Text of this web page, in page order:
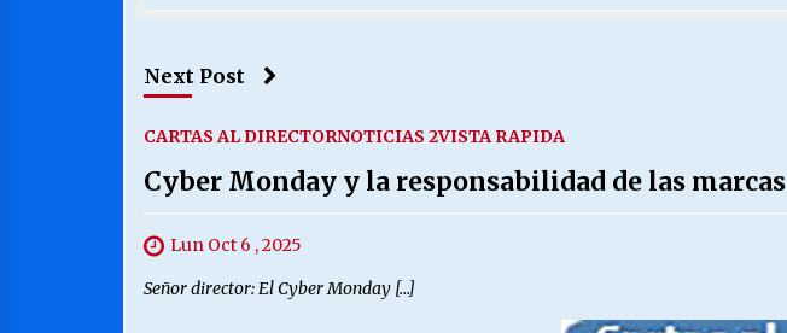
Next Post
CARTAS AL DIRECTORNOTICIAS 2VISTA RAPIDA
Cyber Monday y la responsabilidad de las marcas
Lun Oct 6 , 2025
Señor director: El Cyber Monday […]